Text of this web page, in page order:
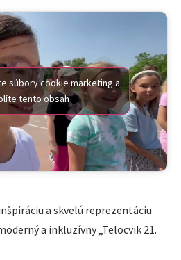
súbory cookie marketing a
tento obsah
a skvelú reprezentáciu
a inkluzívny „Telocvik 21.